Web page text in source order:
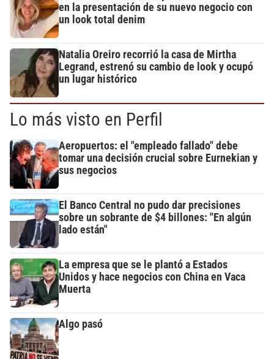
en la presentación de su nuevo negocio con
un look total denim
Natalia Oreiro recorrió la casa de Mirtha
Legrand, estrenó su cambio de look y ocupó
un lugar histórico
Lo más visto en Perfil
Aeropuertos: el "empleado fallado" debe
tomar una decisión crucial sobre Eurnekian y
sus negocios
El Banco Central no pudo dar precisiones
sobre un sobrante de $4 billones: "En algún
lado están"
La empresa que se le plantó a Estados
Unidos y hace negocios con China en Vaca
Muerta
Algo pasó